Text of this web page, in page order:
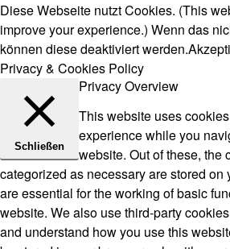
Diese Webseite nutzt Cookies. (This
improve your experience.) Wenn das
können diese deaktiviert werden.
Privacy & Cookies Policy
Schließen
Privacy Overview
This website uses
experience while you
website. Out of these, the
categorized as necessary are stored on
are essential for the working of basic
website. We also use third-party
and understand how you use this